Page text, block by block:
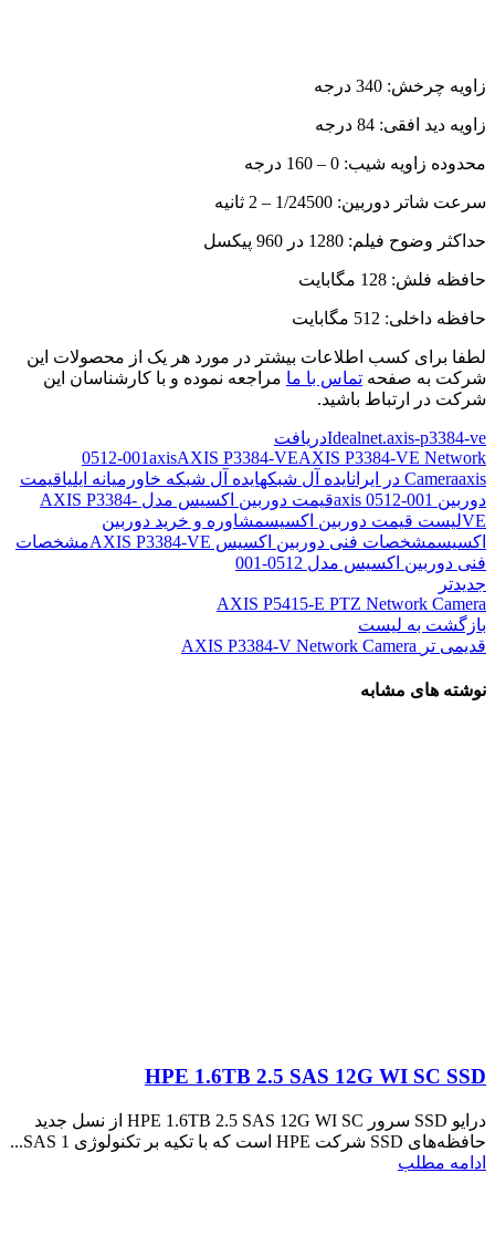
زاویه چرخش: 340 درجه
زاویه دید افقی: 84 درجه
محدوده زاویه شیب: 0 – 160 درجه
سرعت شاتر دوربین: 1/24500 – 2 ثانیه
حداکثر وضوح فیلم: 1280 در 960 پیکسل
حافظه فلش: 128 مگابایت
حافظه داخلی: 512 مگابایت
لطفا برای کسب اطلاعات بیشتر در مورد هر یک از محصولات این
شرکت به صفحه تماس با ما مراجعه نموده و با کارشناسان این
شرکت در ارتباط باشید.
Idealnet.axis-p3384-veدریافت
0512-001axisAXIS P3384-VEAXIS P3384-VE Network
Cameraaxis در ایران ایده آل شبکهایده آل شبکه خاورمیانه ایلیاقیمت
دوربین axis 0512-001
قیمت دوربین اکسیس مدل AXIS P3384-
VEلیست قیمت دوربین اکسیسمشاوره و خرید دوربین
اکسیسمشخصات فنی دوربین اکسیس AXIS P3384-VE
مشخصات
فنی دوربین اکسیس مدل 0512-001
جدیدتر
AXIS P5415-E PTZ Network Camera
بازگشت به لیست
قدیمی تر AXIS P3384-V Network Camera
نوشته های مشابه
HPE 1.6TB 2.5 SAS 12G WI SC SSD
درایو SSD سرور HPE 1.6TB 2.5 SAS 12G WI SC از نسل جدید
حافظه‌های SSD شرکت HPE است که با تکیه بر تکنولوژی SAS 1...
ادامه مطلب